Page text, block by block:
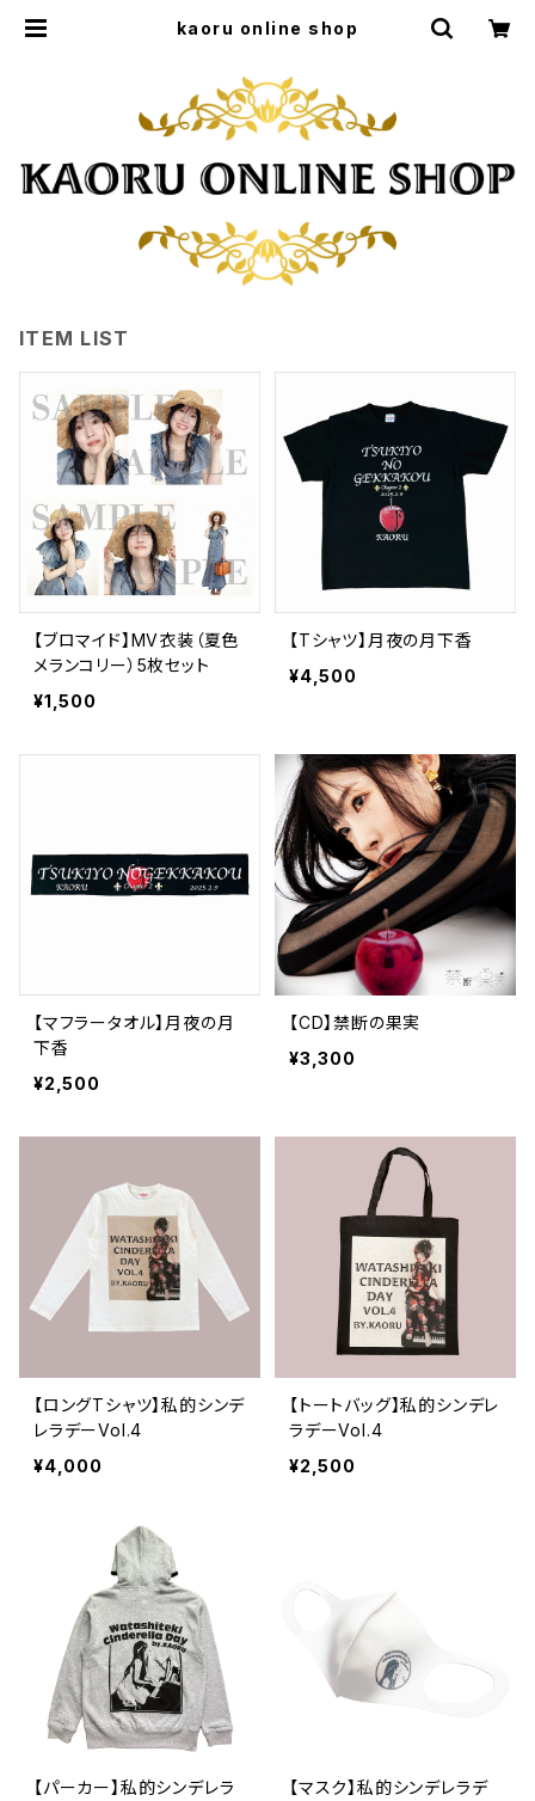
kaoru online shop
ITEM LIST
【ブロマイド】MV衣装（夏色
メランコリー）5枚セット
¥1,500
【Tシャツ】月夜の月下香
¥4,500
【マフラータオル】月夜の月
下香
¥2,500
【CD】禁断の果実
¥3,300
【ロングTシャツ】私的シンデ
レラデーVol.4
¥4,000
【トートバッグ】私的シンデレ
ラデーVol.4
¥2,500
【パーカー】私的シンデレラ
【マスク】私的シンデレラデ